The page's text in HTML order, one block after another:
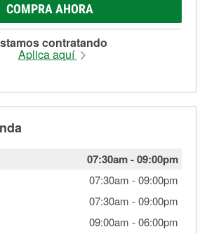
COMPRA AHORA
contratando
Aplica aquí
07:30am-09:00pm
07:30am -09:00pm
07:30am -09:00pm
09:00am -06:00pm